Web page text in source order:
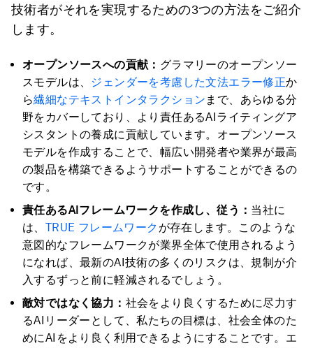
技術者がそれを実現するための3つの方法をご紹介
します。
オープンソースへの貢献： グラマリーのオープンソー
スモデルは、 ジェンダーを考慮した文法エラー修正か
ら繊細なテキストインタラクション まで、あらゆる分
野をカバーしており、より責任あるAIライティングア
シスタントの養成に貢献しています。オープンソース
モデルを作成することで、幅広い開発者や業界が最高
の製品を構築できるようサポートすることができるの
です。
責任あるAIフレームワークを作成し、従う： 当社に
は、 TRUE フレームワーク が存在します。このような
意図的なフレームワークが業界全体で使用されるよう
になれば、最新のAI技術の多くのリスクは、規制が介
入するずっと前に軽減されるでしょう。
敵対ではなく協力： 社会をより良くするために尽力す
るAIリーダーとして、私たちの目標は、社会全体のた
めにAIをより良く利用できるようにすることです。エ